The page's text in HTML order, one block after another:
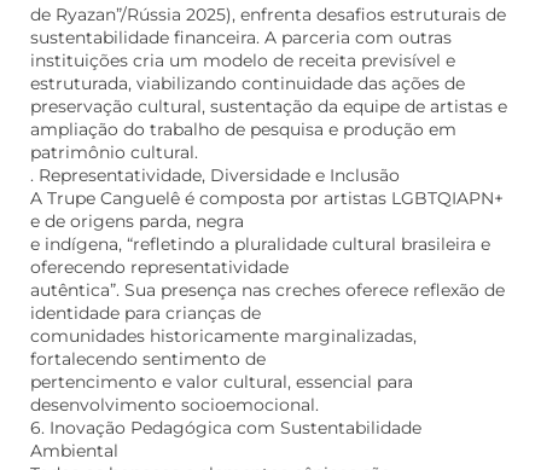
de Ryazan”/Rússia 2025), enfrenta desafios estruturais de
sustentabilidade financeira. A parceria com outras
instituições cria um modelo de receita previsível e
estruturada, viabilizando continuidade das ações de
preservação cultural, sustentação da equipe de artistas e
ampliação do trabalho de pesquisa e produção em
patrimônio cultural.
. Representatividade, Diversidade e Inclusão
A Trupe Canguelê é composta por artistas LGBTQIAPN+
e de origens parda, negra
e indígena, “refletindo a pluralidade cultural brasileira e
oferecendo representatividade
autêntica”. Sua presença nas creches oferece reflexão de
identidade para crianças de
comunidades historicamente marginalizadas,
fortalecendo sentimento de
pertencimento e valor cultural, essencial para
desenvolvimento socioemocional.
6. Inovação Pedagógica com Sustentabilidade
Ambiental